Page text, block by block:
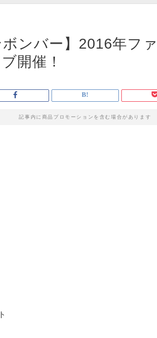
ボンバー】2016年フ
開催！
記事内に商品プロモーションを含む場合があります